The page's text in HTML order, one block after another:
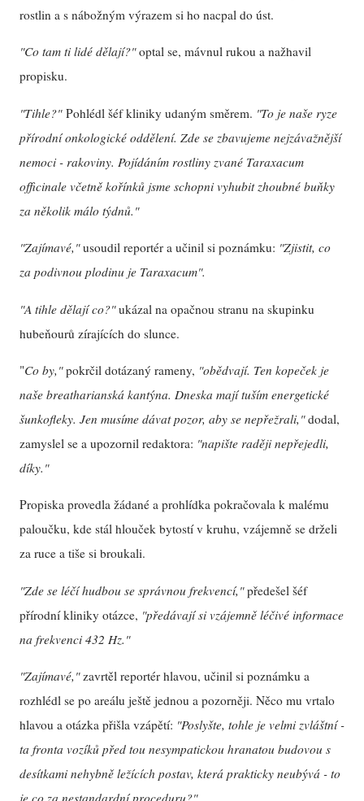
rostlin a s nábožným výrazem si ho nacpal do úst.
"Co tam ti lidé dělají?"optal se, mávnul rukou a nažhavil
propisku.
"Tihle?"Pohlédl šéf kliniky udaným směrem. "To je naše ryze
přírodní onkologické oddělení. Zde se zbavujeme nejzávažnější
nemoci - rakoviny. Pojídáním rostliny zvané Taraxacum
officinale včetně kořínků jsme schopni vyhubit zhoubné buňky
za několik málo týdnů."
"Zajímavé,"usoudil reportér a učinil si poznámku: "Zjistit, co
za podivnou plodinu je Taraxacum".
"A tihle dělají co?"ukázal na opačnou stranu na skupinku
hubeňourů zírajících do slunce.
"Co by,"pokrčil dotázaný rameny, "obědvají. Ten kopeček je
naše breatharianská kantýna. Dneska mají tuším energetické
šunkofleky. Jen musíme dávat pozor, aby se nepřežrali,"dodal,
zamyslel se a upozornil redaktora: "napište raději nepřejedli,
díky."
Propiska provedla žádané a prohlídka pokračovala k malému
paloučku, kde stál hlouček bytostí v kruhu, vzájemně se drželi
za ruce a tiše si broukali.
"Zde se léčí hudbou se správnou frekvencí,"předešel šéf
přírodní kliniky otázce, "předávají si vzájemně léčivé informace
na frekvenci 432 Hz."
"Zajímavé,"zavrtěl reportér hlavou, učinil si poznámku a
rozhlédl se po areálu ještě jednou a pozorněji. Něco mu vrtalo
hlavou a otázka přišla vzápětí: "Poslyšte, tohle je velmi zvláštní -
ta fronta vozíků před tou nesympatickou hranatou budovou s
desítkami nehybně ležících postav, která prakticky neubývá - to